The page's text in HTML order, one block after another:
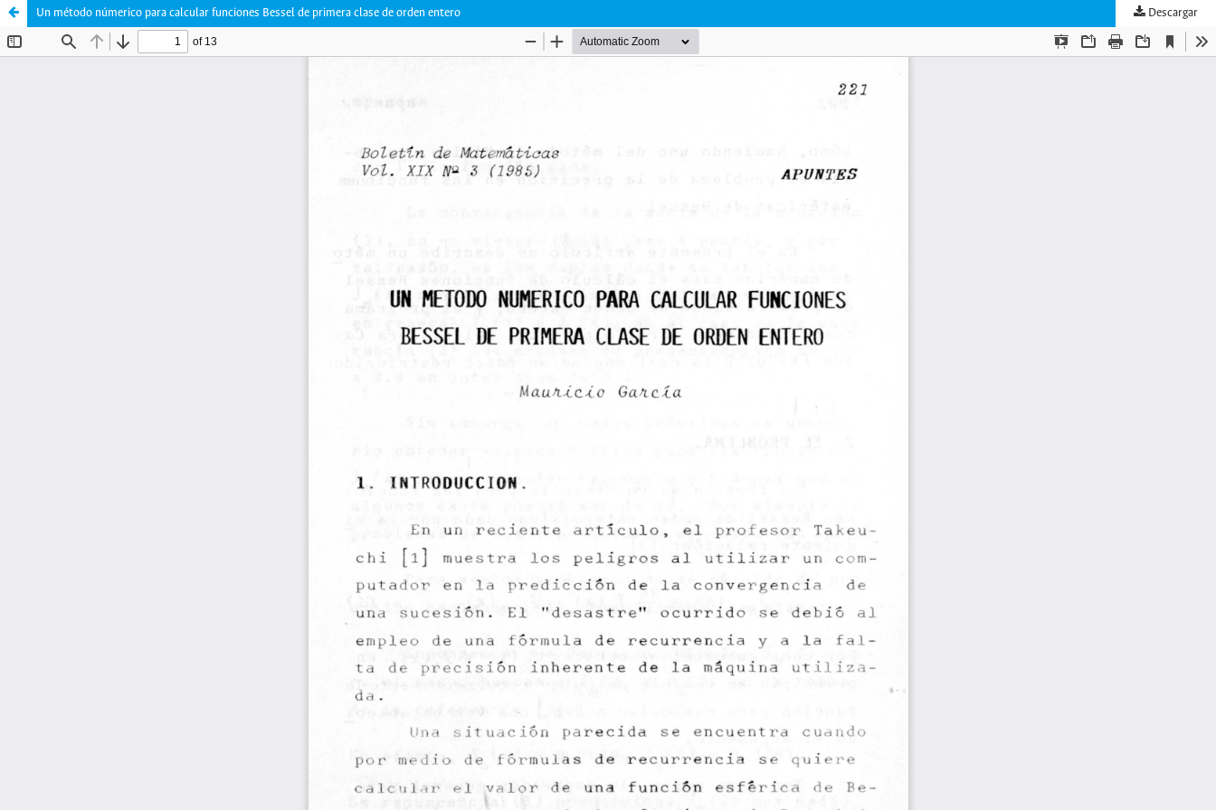
Un método númerico para calcular funciones Bessel de primera clase de orden entero Descargar